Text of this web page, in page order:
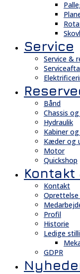
Service
Service &
Bånd
Chassis
Hydraulik
Kabiner
Kæder og
Motor
Quickshop
Kontakt
Kontakt
Profil
Historie
Ledige
GDPR